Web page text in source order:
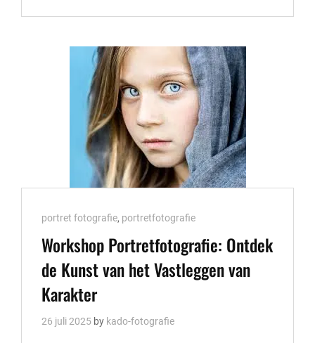
KUNST
FOTOGRAFEREN
MET
EEN
CANON
FOTOGRAFIE
CURSUS
Cat
Links
portret fotografie, portretfotografie
Workshop Portretfotografie: Ontdek
de Kunst van het Vastleggen van
Karakter
26 juli 2025 by kado-fotografie